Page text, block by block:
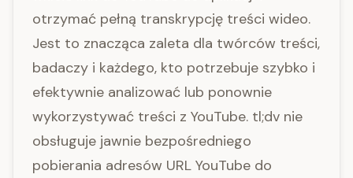
otrzymać pełną transkrypcję treści wideo.
Jest to znacząca zaleta dla twórców treści,
badaczy i każdego, kto potrzebuje szybko i
efektywnie analizować lub ponownie
wykorzystywać treści z YouTube. tl;dv nie
obsługuje jawnie bezpośredniego
pobierania adresów URL YouTube do